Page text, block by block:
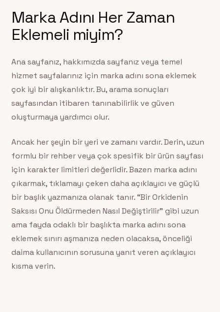
Marka Adını Her Zaman
Eklemeli miyim?
Ana sayfanız, hakkımızda sayfanız veya temel
hizmet sayfalarınız için marka adını sona eklemek
çok iyi bir alışkanlıktır. Bu, arama sonuçları
sayfasından itibaren tanınabilirlik ve güven
oluşturmaya yardımcı olur.
Ancak her şeyin bir yeri ve zamanı vardır. Derin, uzun
formlu bir rehber veya çok spesifik bir ürün sayfası
için karakter limitleri değerlidir. Bazen marka adını
çıkarmak, tıklamayı çeken daha açıklayıcı ve güçlü
bir başlık yazmanıza olanak tanır. “Bir Orkidenin
Saksısı Onu Öldürmeden Nasıl Değiştirilir” gibi uzun
ama fayda odaklı bir başlıkta marka adını sona
eklemek sınırı aşmanıza neden olacaksa, önceliği
daima kullanıcının sorusuna yanıt veren açıklayıcı
kısma verin.